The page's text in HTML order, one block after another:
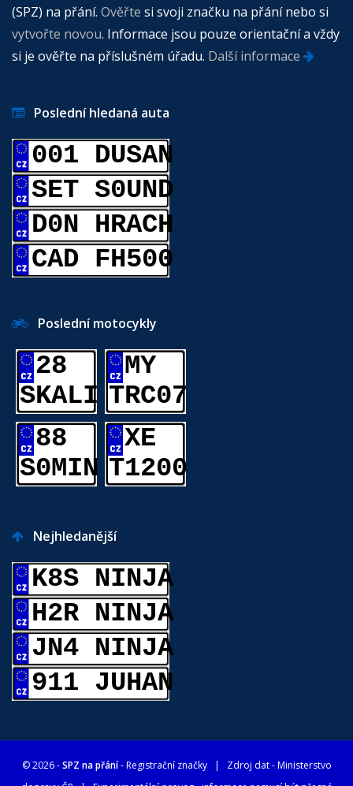
(SPZ) na přání. Ověřte si svoji značku na přání nebo si
vytvořte novou. Informace jsou pouze orientační a vždy
si je ověřte na příslušném úřadu. Další informace
Poslední hledaná auta
001 DUSAN
SET S0UND
D0N HRACH
CAD FH500
Poslední motocykly
28
SKALI
MY
TRC07
88
S0MIN
XE
T1200
Nejhledanější
K8S NINJA
H2R NINJA
JN4 NINJA
911 JUHAN
© 2026 -SPZ na přání- Registrační značky| Zdroj dat -Ministerstvo